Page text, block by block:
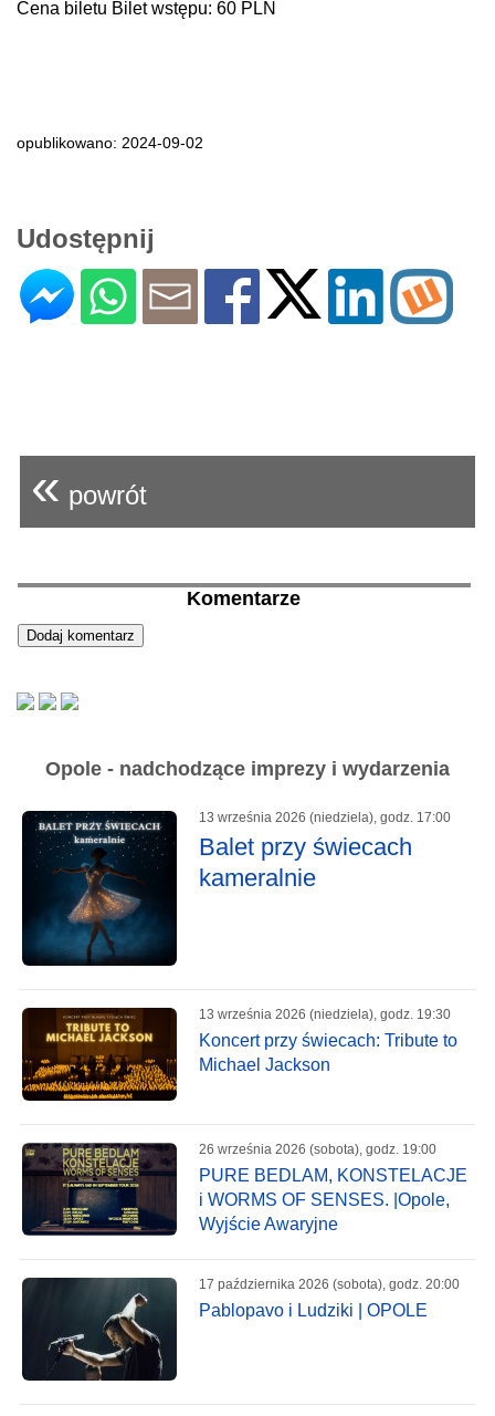
Cena biletu Bilet wstępu: 60 PLN
opublikowano: 2024-09-02
Udostępnij
« powrót
Komentarze
Opole - nadchodzące imprezy i wydarzenia
13 września 2026 (niedziela), godz. 17:00
Balet przy świecach
kameralnie
13 września 2026 (niedziela), godz. 19:30
Koncert przy świecach: Tribute to
Michael Jackson
26 września 2026 (sobota), godz. 19:00
PURE BEDLAM, KONSTELACJE
i WORMS OF SENSES. |Opole,
Wyjście Awaryjne
17 października 2026 (sobota), godz. 20:00
Pablopavo i Ludziki | OPOLE